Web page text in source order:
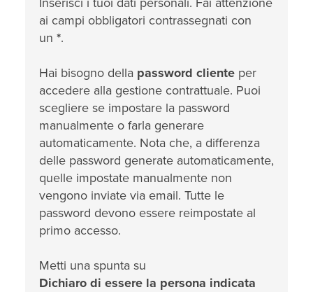
ai campi obbligatori contrassegnati con
un *.
Hai bisogno della password cliente per
accedere alla gestione contrattuale. Puoi
scegliere se impostare la password
manualmente o farla generare
automaticamente. Nota che, a differenza
delle password generate automaticamente,
quelle impostate manualmente non
vengono inviate via email. Tutte le
password devono essere reimpostate al
primo accesso.
Metti una spunta su
Dichiaro di essere la persona indicata